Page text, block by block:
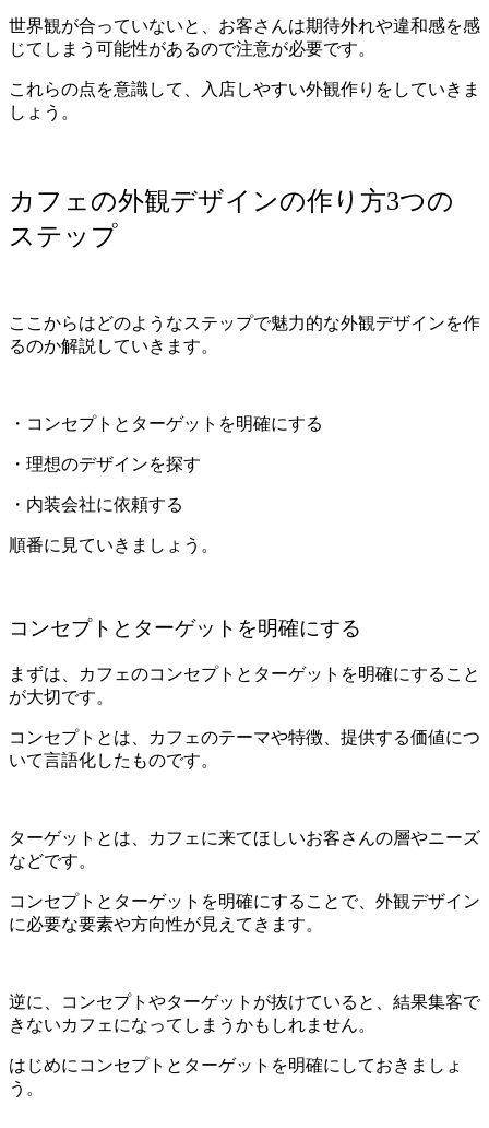
世界観が合っていないと、お客さんは期待外れや違和感を感
じてしまう可能性があるので注意が必要です。
これらの点を意識して、入店しやすい外観作りをしていきま
しょう。
カフェの外観デザインの作り方3つの
ステップ
ここからはどのようなステップで魅力的な外観デザインを作
るのか解説していきます。
・コンセプトとターゲットを明確にする
・理想のデザインを探す
・内装会社に依頼する
順番に見ていきましょう。
コンセプトとターゲットを明確にする
まずは、カフェのコンセプトとターゲットを明確にすること
が大切です。
コンセプトとは、カフェのテーマや特徴、提供する価値につ
いて言語化したものです。
ターゲットとは、カフェに来てほしいお客さんの層やニーズ
などです。
コンセプトとターゲットを明確にすることで、外観デザイン
に必要な要素や方向性が見えてきます。
逆に、コンセプトやターゲットが抜けていると、結果集客で
きないカフェになってしまうかもしれません。
はじめにコンセプトとターゲットを明確にしておきましょ
う。